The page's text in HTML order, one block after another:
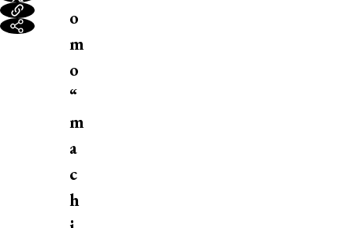
o
m
o
“
m
a
c
h